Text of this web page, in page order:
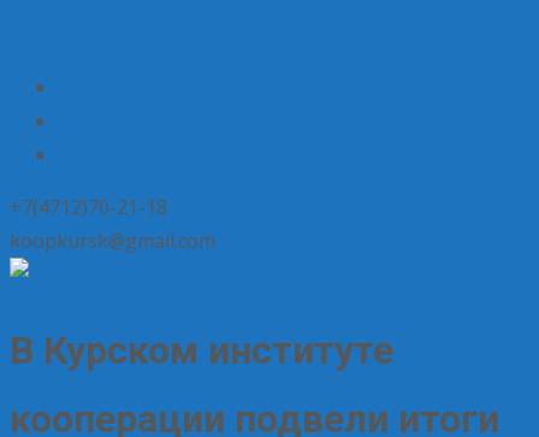
+7(4712)70-21-18
koopkursk@gmail.com
В Курском институте
кооперации подвели итоги